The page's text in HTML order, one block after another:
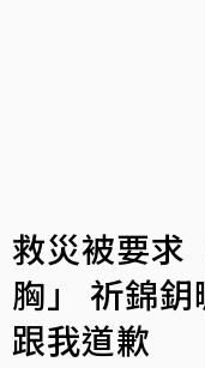
救災被要求
胸」 祈錦鈅
跟我道歉